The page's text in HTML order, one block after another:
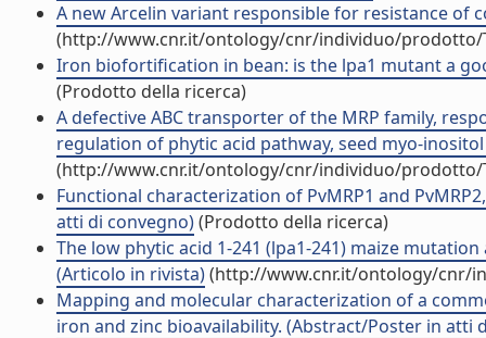
A new Arcelin variant responsible for resistance of
(http://www.cnr.it/ontology/cnr/individuo/prodotto/
Iron biofortification in bean: is the lpa1 mutant a
(Prodotto della ricerca)
A defective ABC transporter of the MRP family,
regulation of phytic acid pathway, seed myo-
(http://www.cnr.it/ontology/cnr/individuo/prodotto/
Functional characterization of PvMRP1 and
atti di convegno)(Prodotto della ricerca)
The low phytic acid 1-241 (lpa1-241) maize
(Articolo in rivista)(http://www.cnr.it/ontology/cnr/
Mapping and molecular characterization of a
iron and zinc bioavailability. (Abstract/Poster in atti